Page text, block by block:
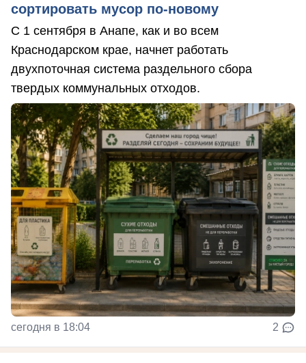
сортировать мусор по-новому
С 1 сентября в Анапе, как и во всем
Краснодарском крае, начнет работать
двухпоточная система раздельного сбора
твердых коммунальных отходов.
сегодня в 18:04 2